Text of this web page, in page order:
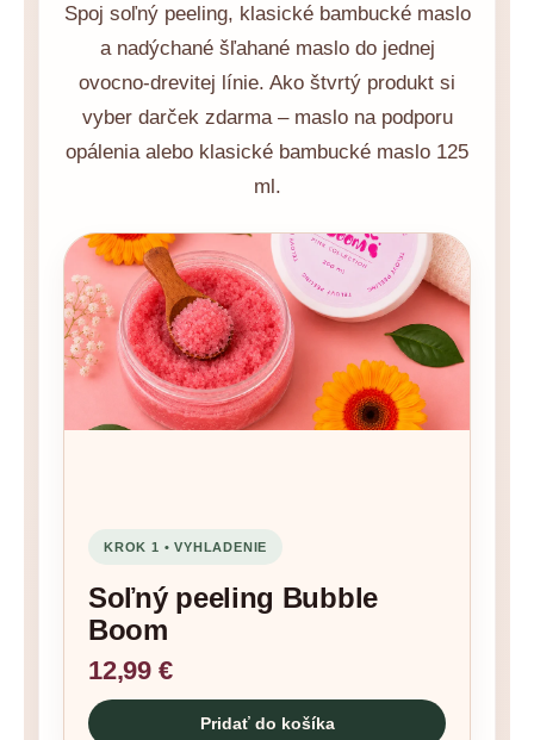
Spoj soľný peeling, klasické bambucké maslo
a nadýchané šľahané maslo do jednej
ovocno-drevitej línie. Ako štvrtý produkt si
vyber darček zdarma – maslo na podporu
opálenia alebo klasické bambucké maslo 125
ml.
KROK 1 • VYHLADENIE
Soľný peeling Bubble
Boom
12,99 €
Pridať do košíka